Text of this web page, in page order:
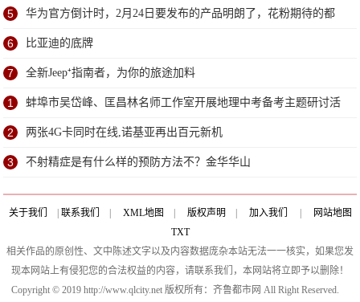
5 华为官方倒计时，2月24日要发布的产品明朗了，花粉期待的都
来了
6 比亚迪的底牌
7 全新Jeep⁺指南者，为你的旅途加料
1 蚌埠市吴岱峰、匡昌林名师工作室开展地理中考备考主题研讨活
动
2 两张4G卡同时在线,诺基亚再出百元新机
3 不射精症是有什么样的预防方法不？金华华山
关于我们 联系我们 XML地图 版权声明 加入我们
网站地图
TXT
相关作品的原创性、文中陈述文字以及内容数据庞杂本站无法一一核实，如果您发
现本网站上有侵犯您的合法权益的内容，请联系我们，本网站将立即予以删除！
Copyright © 2019 http://www.qlcity.net 版权所有：齐鲁都市网 All Right Reserved.